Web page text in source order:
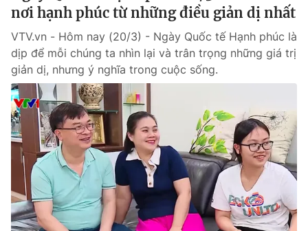
Phim VTV
Hậu trường
Nhân vật
Khán giả
Giải sao mai
Giải trí
Điện ảnh
Âm nhạc
Sao
Đời sống
Du lịch
Làm đẹp
Chất lượng cuộc sống
Giáo dục
Tuyển sinh
Học trực tuyến
Công nghệ
Hitech Công nghệ tương lai
Sản phẩm
Thị trường
Giao lưu trực tuyến
Lịch phát sóng
nơi hạnh phúc từ những điều giản dị nhất
VTV.vn - Hôm nay (20/3) - Ngày Quốc tế Hạnh phúc là
dịp để mỗi chúng ta nhìn lại và trân trọng những giá trị
giản dị, nhưng ý nghĩa trong cuộc sống.